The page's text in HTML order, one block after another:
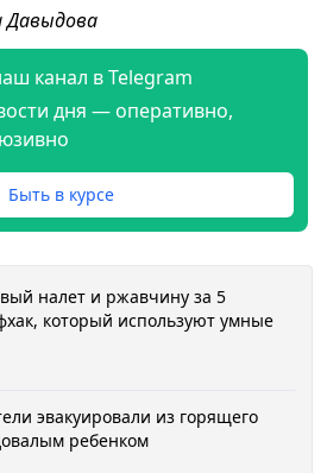
Давыдова
канал в Telegram
дня — оперативно,
Быть в курсе
налет и ржавчину за 5
который используют умные
эвакуировали из горящего
ребенком